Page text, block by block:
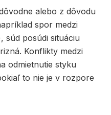
alebo z dôvodu
spor medzi
súd posúdi situáciu
Konflikty medzi
odmietnutie styku
to nie je v rozpore